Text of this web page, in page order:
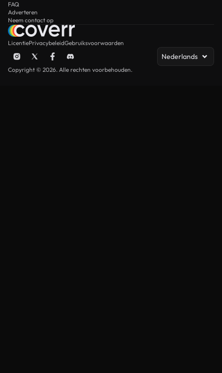
FAQ
Adverteren
Neem contact op
LicentiePrivacybeleidGebruiksvoorwaarden
Nederlands
Copyright © 2026. Alle rechten voorbehouden.